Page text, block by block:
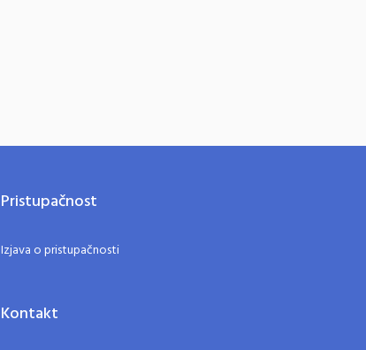
Pristupačnost
Izjava o pristupačnosti
Kontakt